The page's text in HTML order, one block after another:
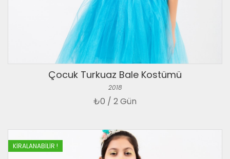
Çocuk Turkuaz Bale Kostümü
2018
₺0 / 2 Gün
KIRALANABILIR !